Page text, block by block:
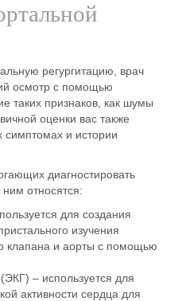
регургитацию, врач
осмотр с помощью
таких признаков, как шумы
оценки вас также
и истории
диагностировать
относятся:
для создания
изучения
клапана и аорты с помощью
– используется для
активности сердца для